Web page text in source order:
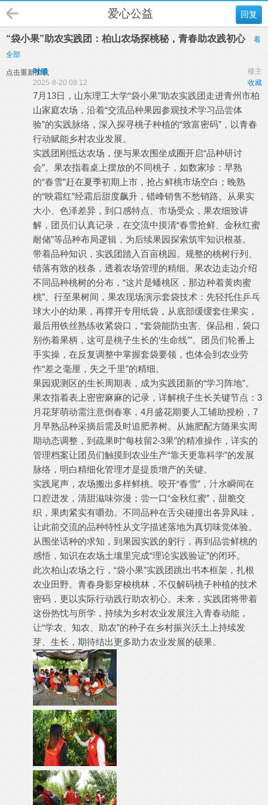
回复
爱心公益
“袋小果”助农实践团：柏山农场探桃秘，青春助农践初心
看
全部
点击重新加载 楼主
时倾
收藏
2025-8-20 09:12
7月13日，山东理工大学“袋小果”助农实践团走进青州市柏
山家庭农场，沿着“交流品种果园参观技术学习品尝体
验”的实践脉络，深入探寻桃子种植的“致富密码”，以青春
行动赋能乡村农业发展。
实践团刚抵达农场，便与果农围坐成圈开启“品种研讨
会”。果农指着桌上摆放的不同桃子，如数家珍：早熟
的“春雪”赶在夏季初期上市，抢占鲜桃市场空白；晚熟
的“映霜红”经霜后甜度飙升，错峰销售不愁销路。从果实
大小、色泽差异，到口感特点、市场受众，果农细致讲
解，团员们认真记录，在交流中摸清“春雪抢鲜、金秋红蜜
耐储”等品种布局逻辑，为后续果园探索筑牢知识根基。
带着品种知识，实践团踏入百亩桃园。规整的桃树行列、
错落有致的枝条，透着农场管理的精细。果农边走边介绍
不同品种桃树的分布，“这片是蟠桃区，那边种着黄肉蜜
桃”。行至果树间，果农现场演示套袋技术：先轻托住乒乓
球大小的幼果，再撑开专用纸袋，从底部缓缓套住果实，
最后用铁丝熟练收紧袋口，“套袋能防虫害、保品相，袋口
别伤着果柄，这可是桃子生长的‘生命线’”。团员们轮番上
手实操，在反复调整中掌握套袋要领，也体会到农业劳
作“差之毫厘，失之千里”的精细。
果园观测区的生长周期表，成为实践团新的“学习阵地”。
果农指着表上密密麻麻的记录，详解桃子生长关键节点：3
月花芽萌动需注意倒春寒，4月盛花期要人工辅助授粉，7
月早熟品种采摘后需及时追肥养树。从施肥配方随果实周
期动态调整，到疏果时“每枝留2-3果”的精准操作，详实的
管理档案让团员们触摸到农业生产“靠天更靠科学”的发展
脉络，明白精细化管理才是提质增产的关键。
实践尾声，农场搬出多样鲜桃。咬开“春雪”，汁水瞬间在
口腔迸发，清甜滋味弥漫；尝一口“金秋红蜜”，甜脆交
织，果肉紧实有嚼劲。不同品种在舌尖碰撞出各异风味，
让此前交流的品种特性从文字描述落地为真切味觉体验。
从围坐话种的求知，到果园实践的躬行，再到品尝鲜桃的
感悟，知识在农场土壤里完成“理论实践验证”的闭环。
此次柏山农场之行，“袋小果”实践团跳出书本框架，扎根
农业田野。青春身影穿梭桃林，不仅解码桃子种植的技术
密码，更以实际行动践行助农初心。未来，实践团将带着
这份热忱与所学，持续为乡村农业发展注入青春动能，
让“学农、知农、助农”的种子在乡村振兴沃土上持续发
芽、生长，期待结出更多助力农业发展的硕果。